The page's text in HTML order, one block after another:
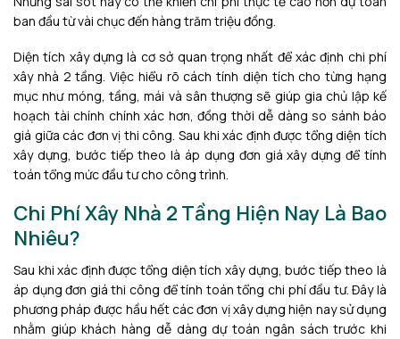
ban đầu từ vài chục đến hàng trăm triệu đồng.
Diện tích xây dựng là cơ sở quan trọng nhất để xác định chi phí
xây nhà 2 tầng. Việc hiểu rõ cách tính diện tích cho từng hạng
mục như móng, tầng, mái và sân thượng sẽ giúp gia chủ lập kế
hoạch tài chính chính xác hơn, đồng thời dễ dàng so sánh báo
giá giữa các đơn vị thi công. Sau khi xác định được tổng diện tích
xây dựng, bước tiếp theo là áp dụng đơn giá xây dựng để tính
toán tổng mức đầu tư cho công trình.
Chi Phí Xây Nhà 2 Tầng Hiện Nay Là Bao
Nhiêu?
Sau khi xác định được tổng diện tích xây dựng, bước tiếp theo là
áp dụng đơn giá thi công để tính toán tổng chi phí đầu tư. Đây là
phương pháp được hầu hết các đơn vị xây dựng hiện nay sử dụng
nhằm giúp khách hàng dễ dàng dự toán ngân sách trước khi